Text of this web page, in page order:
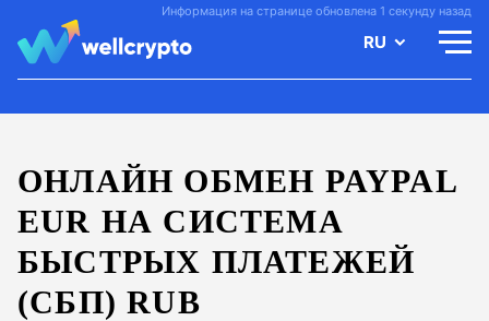
Информация на странице обновлена 1 секунду назад
RU
ОНЛАЙН ОБМЕН PAYPAL
EUR НА СИСТЕМА
БЫСТРЫХ ПЛАТЕЖЕЙ
(СБП) RUB